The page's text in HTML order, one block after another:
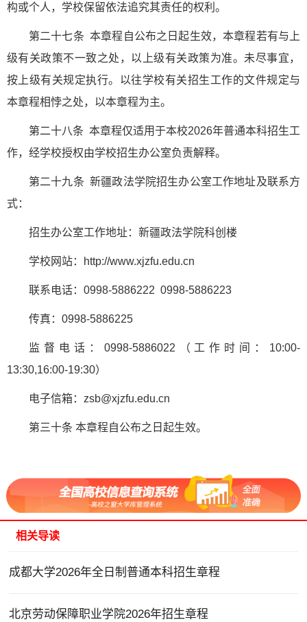
构或个人，学校保留依法追究其责任的权利。
第二十七条 本章程自公布之日起生效，本章程若有与上
级有关政策不一致之处，以上级有关政策为准。未尽事宜，
按上级有关规定执行。以往学校有关招生工作的文件规定与
本章程相悖之处，以本章程为主。
第二十八条 本章程仅适用于本校2026年普通本科招生工
作，经学校授权由学校招生办公室负责解释。
第二十九条 新疆政法学院招生办公室工作地址及联系方
式：
招生办公室工作地址：新疆政法学院科创楼
学校网站：http://www.xjzfu.edu.cn
联系电话：0998-5886222 0998-5886223
传真：0998-5886225
监督电话：0998-5886022（工作时间：10:00-
13:30,16:00-19:30）
电子信箱：zsb@xjzfu.edu.cn
第三十条 本章程自公布之日起生效。
相关导读
成都大学2026年全日制普通本科招生章程
北京劳动保障职业学院2026年招生章程